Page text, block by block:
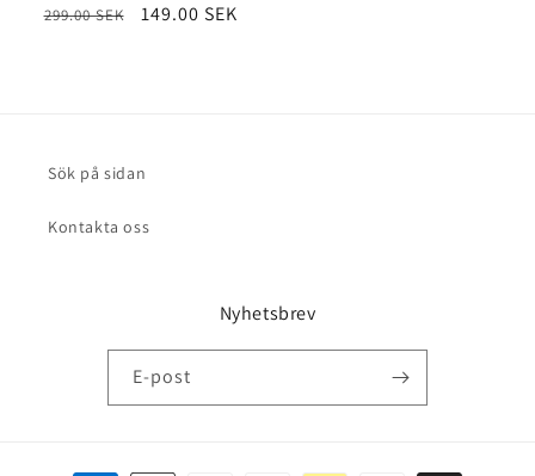
Ordinarie
299.00 SEK Försäljningspris
149.00 SEK
Sök på sidan
Kontakta oss
Nyhetsbrev
E-post